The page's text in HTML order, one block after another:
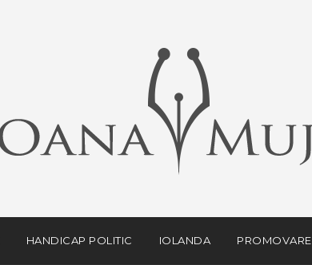
HANDICAP POLITIC IOLANDA PROMOVARE